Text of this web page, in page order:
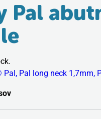
Pal
Pal, Pal long neck 1,7mm,